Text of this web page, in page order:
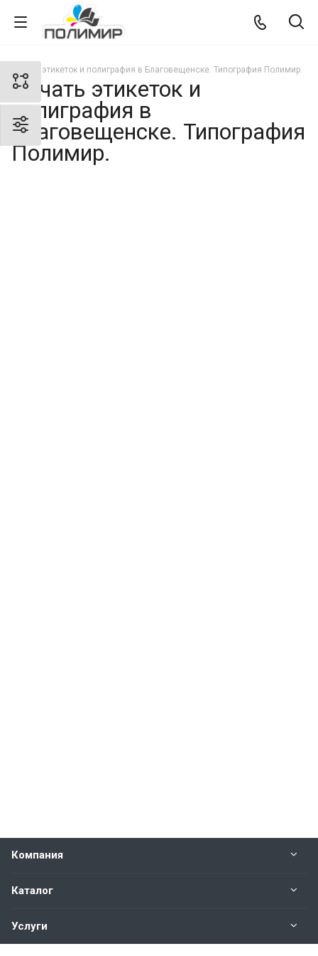
Печать этикеток и полиграфия в Благовещенске. Типография Полимир.
Печать этикеток и
полиграфия в
Благовещенске. Типография
Полимир.
Компания
Каталог
Услуги